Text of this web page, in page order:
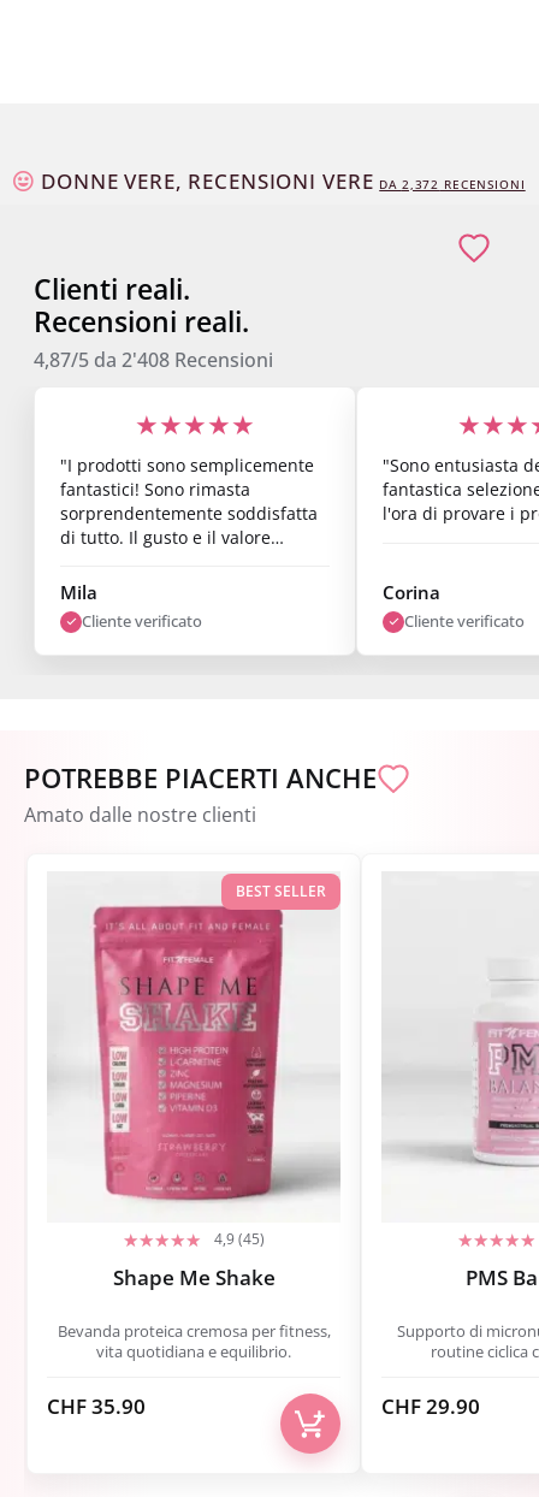
DONNE VERE, RECENSIONI VERE DA 2,373 RECENSIONI
Clienti reali.
Recensioni reali.
4,87/5 da 2'408 Recensioni
★★★★★
"I prodotti sono semplicemente
fantastici! Sono rimasta
sorprendentemente soddisfatta
di tutto. Il gusto e il valore
risultati sono già visibili dopo
una settimana. Sono super
soddisfatta."
Mila
Cliente verificato
"Sono entusiasta
fantastica
l'ora di provare i
Corina
Cliente verificato
POTREBBE PIACERTI ANCHE
Amato dalle nostre clienti
BEST SELLER
4,9 (45)
Shape Me Shake
Bevanda proteica cremosa per fitness,
vita quotidiana e equilibrio.
CHF35.90
PMS
Supporto di
routine ciclica
CHF29.90